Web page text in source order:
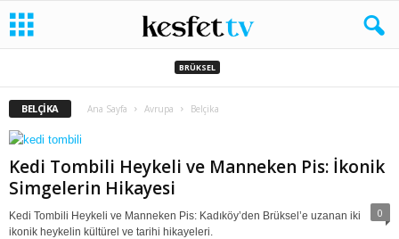
BRÜKSEL
BELÇIKA Ana Sayfa Avrupa Belçika
Kedi Tombili Heykeli ve Manneken Pis: İkonik
Simgelerin Hikayesi
0
Kedi Tombili Heykeli ve Manneken Pis: Kadıköy’den Brüksel’e uzanan iki
ikonik heykelin kültürel ve tarihi hikayeleri.